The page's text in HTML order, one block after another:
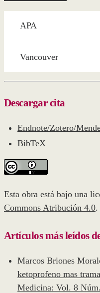
APA
Vancouver
Descargar cita
Endnote/Zotero/
BibTeX
Esta obra está bajo una
Commons Atribución 4.0.
Artículos más leídos
Marcos Briones
ketoprofeno mas
Medicina: Vol. 8